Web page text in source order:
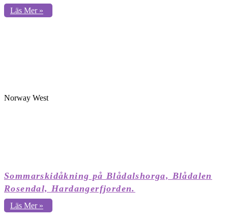
Läs Mer »
Norway West
Sommarskidåkning på Blådalshorga, Blådalen
Rosendal, Hardangerfjorden.
Läs Mer »